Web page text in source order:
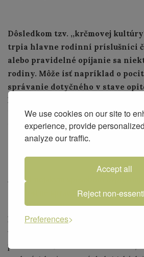
We use cookies on our site to
experience, provide
analyze our traffic.
Accept all
Reject non-
Preferences
Dôsledkom tzv. ,,krčmovej
trpia hlavne rodinní príslušníci
alebo pravidelné opíjanie sa
rodiny. Môže ísť napríklad o
správanie dotyčného v stave
ľahšie stráca nad sebou kontrolu.
hrubší, odvážnejší slovník alebo
k verbálnym či fyzickým
odporučila ľuďom, ktorí chcú
Ak ľudí nejakým spôsobom
závislostné správanie člena rodiny,
do celého rodinného systémua
hovoriť o tzv.spoluzávislosti
vyslovene o prípad, kedy závislosť
posledného štádia. Vzhľadom na to,